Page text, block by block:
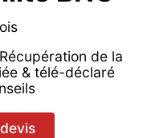
de la
& télé-déclaré